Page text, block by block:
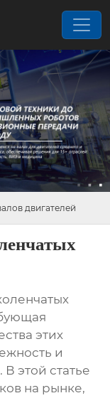
двигателей
этих
и
В этой статье
на рынке,